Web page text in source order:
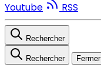
Youtube
RSS
Rechercher
Rechercher Fermer